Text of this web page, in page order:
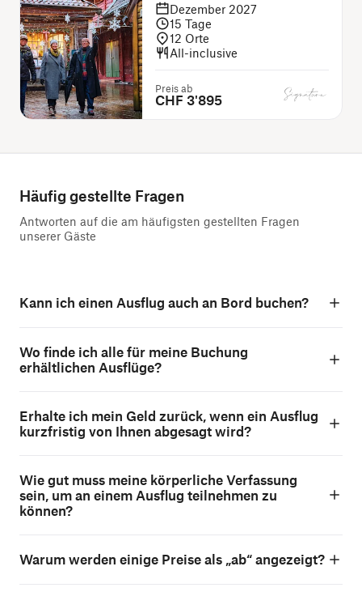
Dezember 2027
15 Tage
12 Orte
All-inclusive
Preis ab
CHF 3'895
Häufig gestellte Fragen
Antworten auf die am häufigsten gestellten Fragen
unserer Gäste
Kann ich einen Ausflug auch an Bord buchen?
Wo finde ich alle für meine Buchung
erhältlichen Ausflüge?
Erhalte ich mein Geld zurück, wenn ein Ausflug
kurzfristig von Ihnen abgesagt wird?
Wie gut muss meine körperliche Verfassung
sein, um an einem Ausflug teilnehmen zu
können?
Warum werden einige Preise als „ab“ angezeigt?